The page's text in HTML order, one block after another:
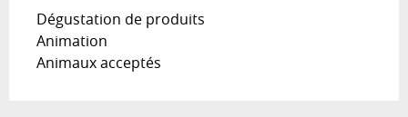
Dégustation de produits
Animation
Animaux acceptés